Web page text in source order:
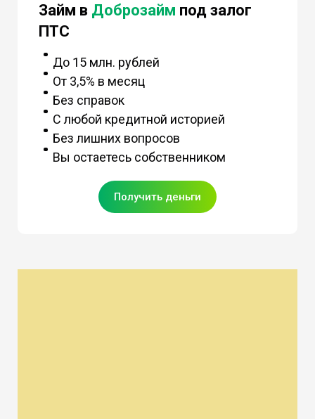
Займ в Доброзайм под залог
ПТС
До 15 млн. рублей
От 3,5% в месяц
Без справок
С любой кредитной историей
Без лишних вопросов
Вы остаетесь собственником
Получить деньги